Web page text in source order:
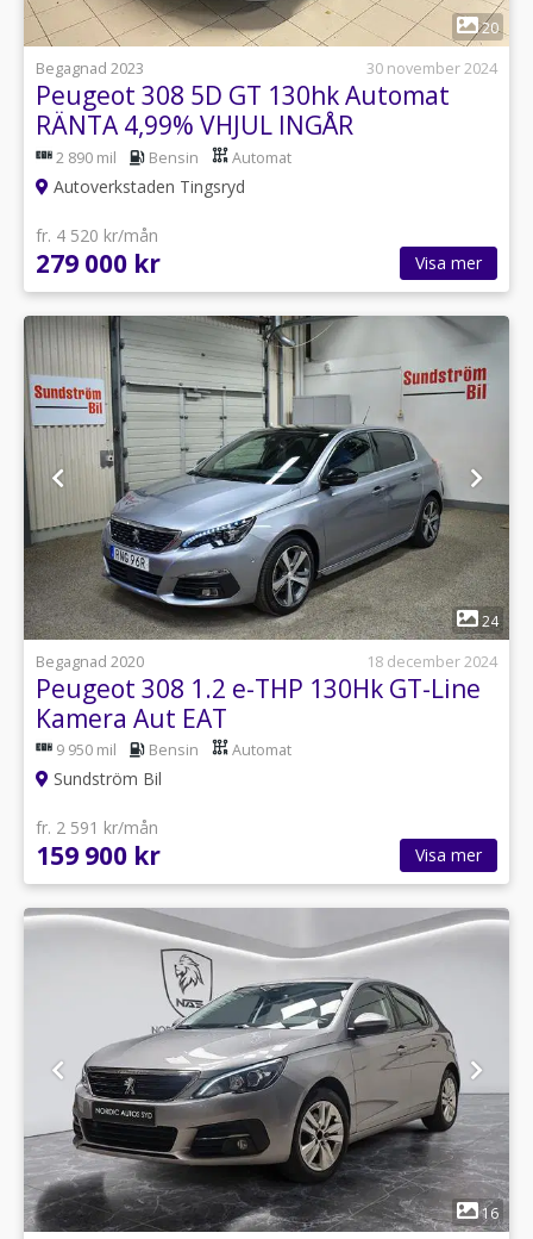
1
20
Begagnad 2023
30 november 2024
Peugeot 308 5D GT 130hk Automat
RÄNTA 4,99% VHJUL INGÅR
2 890 mil Bensin Automat
Autoverkstaden Tingsryd
fr. 4 520 kr/mån
279 000 kr Visa mer
1
24
Begagnad 2020
18 december 2024
Peugeot 308 1.2 e-THP 130Hk GT-Line
Kamera Aut EAT
9 950 mil Bensin Automat
Sundström Bil
fr. 2 591 kr/mån
159 900 kr Visa mer
1
16